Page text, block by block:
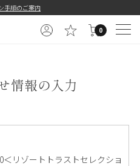
手順のご案内
0
情報の入力
＜リゾートトラストセレクショ